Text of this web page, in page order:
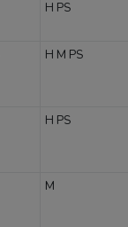
H PS
H M PS
H PS
M